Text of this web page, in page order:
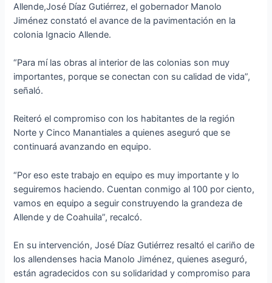
Allende,José Díaz Gutiérrez, el gobernador Manolo
Jiménez constató el avance de la pavimentación en la
colonia Ignacio Allende.
“Para mí las obras al interior de las colonias son muy
importantes, porque se conectan con su calidad de vida”,
señaló.
Reiteró el compromiso con los habitantes de la región
Norte y Cinco Manantiales a quienes aseguró que se
continuará avanzando en equipo.
“Por eso este trabajo en equipo es muy importante y lo
seguiremos haciendo. Cuentan conmigo al 100 por ciento,
vamos en equipo a seguir construyendo la grandeza de
Allende y de Coahuila”, recalcó.
En su intervención, José Díaz Gutiérrez resaltó el cariño de
los allendenses hacia Manolo Jiménez, quienes aseguró,
están agradecidos con su solidaridad y compromiso para